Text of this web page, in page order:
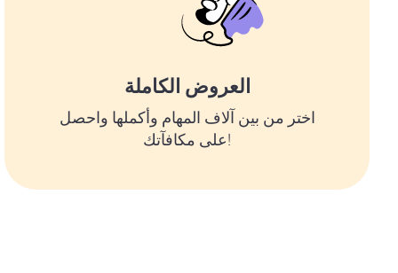
العروض الكاملة
اختر من بين آلاف المهام وأكملها واحصل
على مكافآتك!